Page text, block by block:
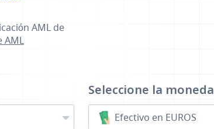
AML de
AML
Seleccione la moneda
Efectivo en EUROS